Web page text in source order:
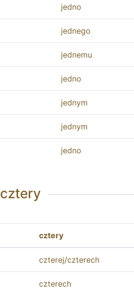
jedno
jednego
jednemu
jedno
jednym
jednym
jedno
cztery
cztery
czterej/czterech
czterech